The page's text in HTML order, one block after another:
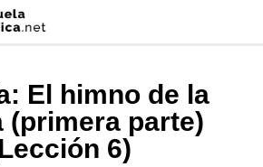
El himno de la
(primera parte)
6)